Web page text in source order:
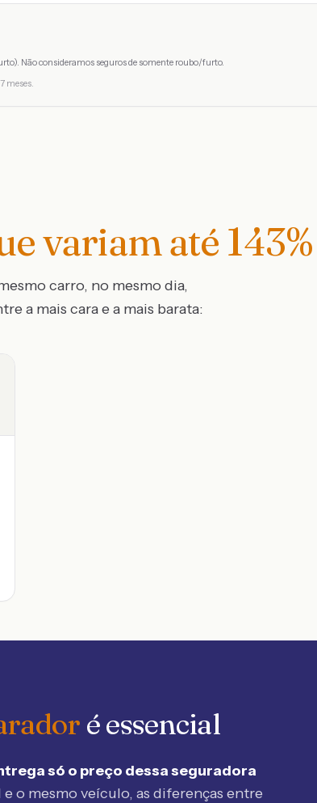
Não consideramos seguros de somente roubo/furto.
meses.
variam até 143%
carro, no mesmo dia,
a mais cara e a mais barata:
é essencial
só o preço dessa seguradora
o mesmo veículo, as diferenças entre